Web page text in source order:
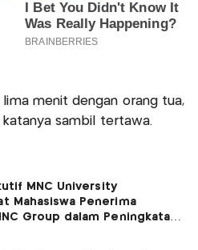
menit dengan orang tua,
sambil tertawa.
MNC University
Mahasiswa Penerima
Group dalam Peningkatan